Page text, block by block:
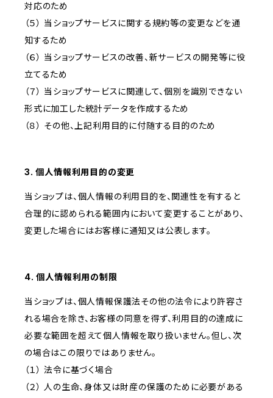
対応のため
（５） 当ショップサービスに関する規約等の変更などを通
知するため
（６） 当ショップサービスの改善、新サービスの開発等に役
立てるため
（７） 当ショップサービスに関連して、個別を識別できない
形式に加工した統計データを作成するため
（８） その他、上記利用目的に付随する目的のため
3. 個人情報利用目的の変更
当ショップは、個人情報の利用目的を、関連性を有すると
合理的に認められる範囲内において変更することがあり、
変更した場合にはお客様に通知又は公表します。
4. 個人情報利用の制限
当ショップは、個人情報保護法その他の法令により許容さ
れる場合を除き、お客様の同意を得ず、利用目的の達成に
必要な範囲を超えて個人情報を取り扱いません。但し、次
の場合はこの限りではありません。
（１） 法令に基づく場合
（２） 人の生命、身体又は財産の保護のために必要がある